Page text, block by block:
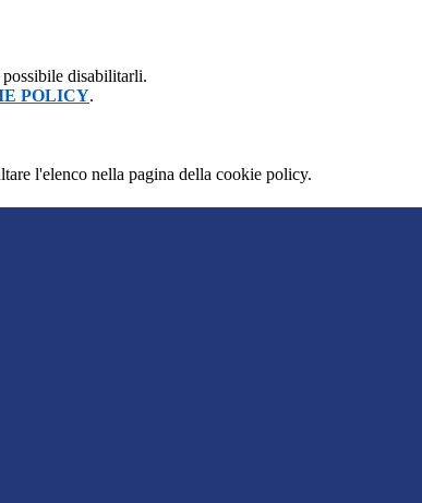
disabilitarli.
POLICY.
l'elenco nella pagina della cookie policy.